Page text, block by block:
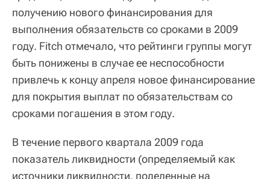
получению нового финансирования для
выполнения обязательств со сроками в 2009
году. Fitch отмечало, что рейтинги группы могут
быть понижены в случае ее неспособности
привлечь к концу апреля новое финансирование
для покрытия выплат по обязательствам со
сроками погашения в этом году.
В течение первого квартала 2009 года
показатель ликвидности (определяемый как
источники ликвидности, поделенные на